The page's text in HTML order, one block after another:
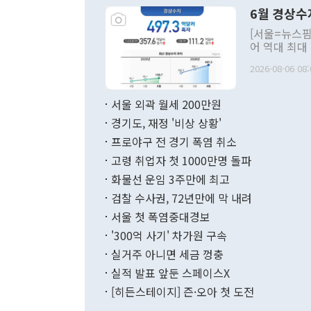
주의적 희망
관의 대북
관 부처 장
관의 무리한
다. [정동영 통일부 장관이 지난달 23일 오후 서울 종로구 정부서울청사에
무너졌다고
함께 4자 대
"우리의 선
6월 경상
[서울=뉴스
어 역대 최
료=한국은행] 한국은행이 6일 발표한 '2026년 6월 국제수지(잠정)'
며 월간 기
196.9% 급
수출은
기록했지만
로 전환됐다.
2026-08-06
서울 외곽 월세 200만원
경기도, 재정 '비상 상황'
프로야구 전 경기 폭염 취소
고령 취업자 첫 1000만명 돌파
화물선 운임 3주만에 최고
검찰 수사권, 72년만에 막 내려
서울 첫 폭염중대경보
'300억 사기' 차가원 구속
실거주 아니면 세금 껑충
실적 발표 앞둔 스페이스X
[히든스테이지] 즌·오아 첫 도전